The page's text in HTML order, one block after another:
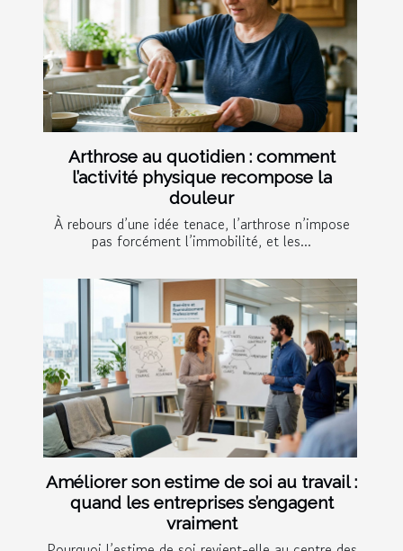
Arthrose au quotidien : comment
l’activité physique recompose la
douleur
À rebours d’une idée tenace, l’arthrose n’impose
pas forcément l’immobilité, et les...
Améliorer son estime de soi au travail :
quand les entreprises s’engagent
vraiment